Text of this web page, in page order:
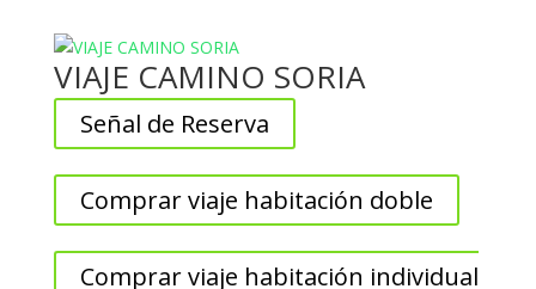
VIAJE CAMINO SORIA
Señal de Reserva
Comprar viaje habitación doble
Comprar viaje habitación individual